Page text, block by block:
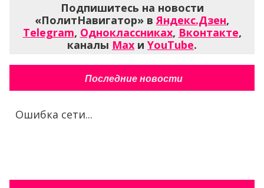
Подпишитесь на новости
«ПолитНавигатор» вЯндекс.Дзен,
Telegram, Одноклассниках, Вконтакте,
каналы Max и YouTube.
Последние новости
Ошибка сети...